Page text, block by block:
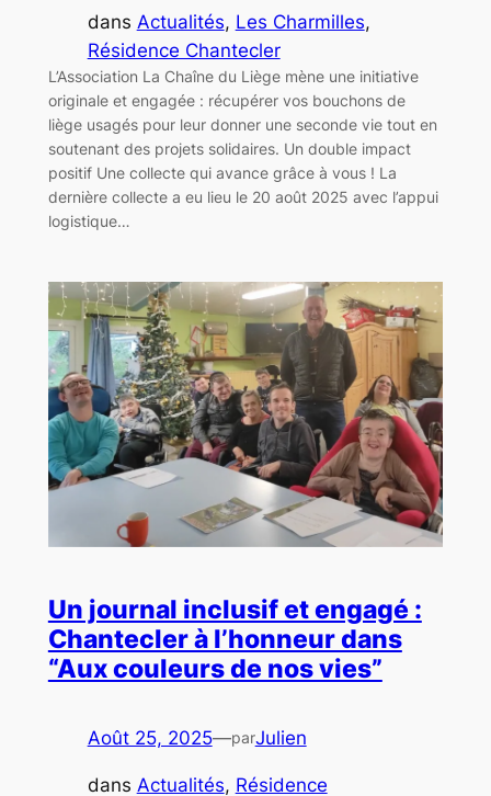
dans Actualités, Les Charmilles
Résidence Chantecler
L’Association La Chaîne du Liège mène une initiative
originale et engagée : récupérer vos bouchons de
liège usagés pour leur donner une seconde vie tout en
soutenant des projets solidaires. Un double impact
positif Une collecte qui avance grâce à vous ! La
dernière collecte a eu lieu le 20 août 2025 avec l’appui
logistique…
Un journal inclusif et engagé :
Chantecler à l’honneur dans
“Aux couleurs de nos vies”
Août 25, 2025—parJulien
dans Actualités, Résidence